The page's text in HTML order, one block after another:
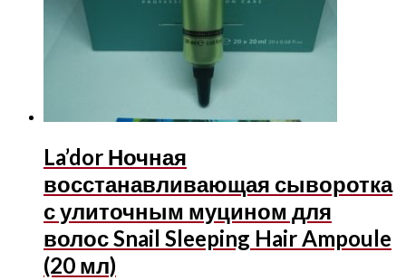
La’dor Ночная
восстанавливающая сыворотка
с улиточным муцином для
волос Snail Sleeping Hair Ampoule
(20 мл)